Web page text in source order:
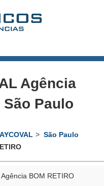
Agência
São Paulo
São Paulo
BOM RETIRO